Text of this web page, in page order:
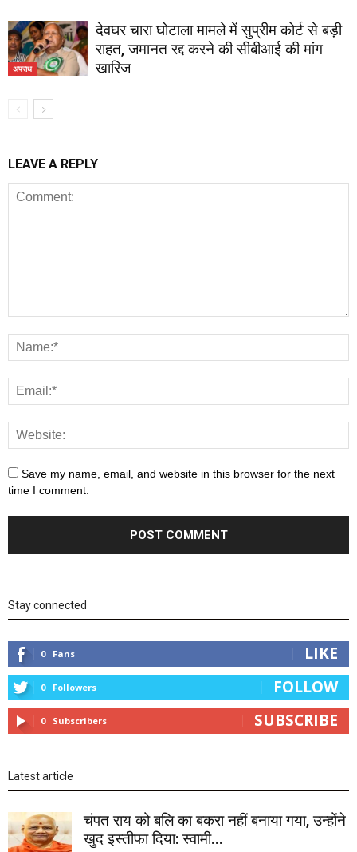
अपराध
देवघर चारा घोटाला मामले में सुप्रीम कोर्ट से बड़ी
राहत, जमानत रद्द करने की सीबीआई की मांग
खारिज
LEAVE A REPLY
Save my name, email, and website in this browser for the next
time I comment.
Stay connected
0 Fans LIKE
0 Followers FOLLOW
0 Subscribers SUBSCRIBE
Latest article
चंपत राय को बलि का बकरा नहीं बनाया गया, उन्होंने
खुद इस्तीफा दिया: स्वामी...